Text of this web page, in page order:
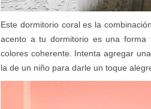
Este dormitorio coral es la
acento a tu dormitorio es una forma
colores coherente. Intenta agregar
la de un niño para darle un toque